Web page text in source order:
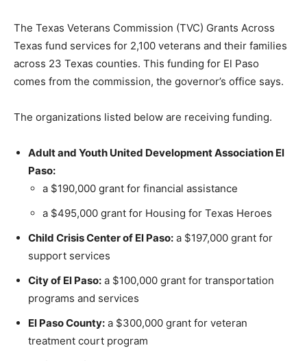
The Texas Veterans Commission (TVC) Grants Across
Texas fund services for 2,100 veterans and their families
across 23 Texas counties. This funding for El Paso
comes from the commission, the governor’s office says.
The organizations listed below are receiving funding.
Adult and Youth United Development Association El
Paso:
a $190,000 grant for financial assistance
a $495,000 grant for Housing for Texas Heroes
Child Crisis Center of El Paso: a $197,000 grant for
support services
City of El Paso: a $100,000 grant for transportation
programs and services
El Paso County: a $300,000 grant for veteran
treatment court program